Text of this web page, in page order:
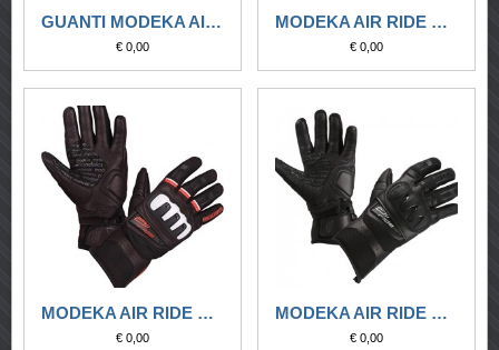
GUANTI MODEKA AIR RIDE
€ 0,00
MODEKA AIR RIDE NERO-BIANCO-GIALLO
€ 0,00
MODEKA AIR RIDE NERO-BIANCO-ROSSO
€ 0,00
MODEKA AIR RIDE NERO-NERO
€ 0,00